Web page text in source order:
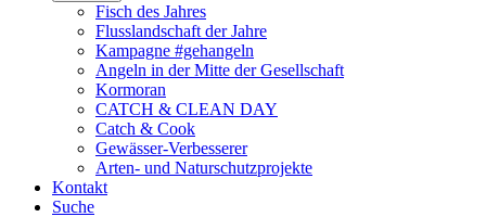
Fisch des Jahres
Flusslandschaft der Jahre
Kampagne #gehangeln
Angeln in der Mitte der Gesellschaft
Kormoran
CATCH & CLEAN DAY
Catch & Cook
Gewässer-Verbesserer
Arten- und Naturschutzprojekte
Kontakt
Suche